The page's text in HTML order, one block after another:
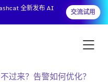
全新发布 AI
交流试用
过来？告警如何优化？